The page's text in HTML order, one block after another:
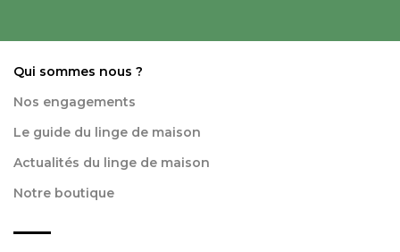
Qui sommes nous ?
Nos engagements
Le guide du linge de maison
Actualités du linge de maison
Notre boutique